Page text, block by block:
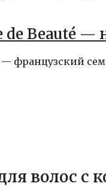
de Beauté —
— французский
волос с